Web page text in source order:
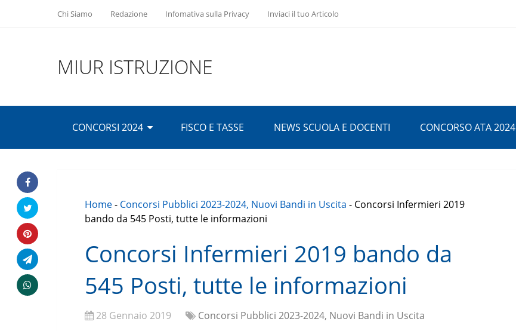
Chi Siamo Redazione Infomativa sulla Privacy Inviaci il tuo Articolo
MIUR ISTRUZIONE
CONCORSI 2024 FISCO E TASSE NEWS SCUOLA E DOCENTI CONCORSO ATA 2024
Home- Concorsi Pubblici 2023-2024, Nuovi Bandi in Uscita - Concorsi Infermieri 2019
bando da 545 Posti, tutte le informazioni
Concorsi Infermieri 2019 bando da
545 Posti, tutte le informazioni
28 Gennaio 2019 Concorsi Pubblici 2023-2024, Nuovi Bandi in Uscita